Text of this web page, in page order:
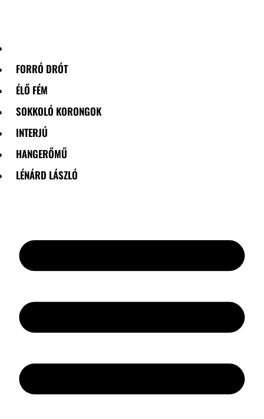
FORRÓ DRÓT
ÉLŐ FÉM
SOKKOLÓ KORONGOK
INTERJÚ
HANGERŐMŰ
LÉNÁRD LÁSZLÓ